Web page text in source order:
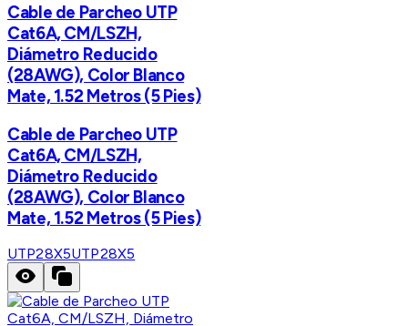
Cable de Parcheo UTP
Cat6A, CM/LSZH,
Diámetro Reducido
(28AWG), Color Blanco
Mate, 1.52 Metros (5 Pies)
Cable de Parcheo UTP
Cat6A, CM/LSZH,
Diámetro Reducido
(28AWG), Color Blanco
Mate, 1.52 Metros (5 Pies)
UTP28X5UTP28X5